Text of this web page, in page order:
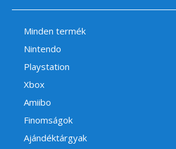
Minden termék
Nintendo
Playstation
Xbox
Amiibo
Finomságok
Ajándéktárgyak